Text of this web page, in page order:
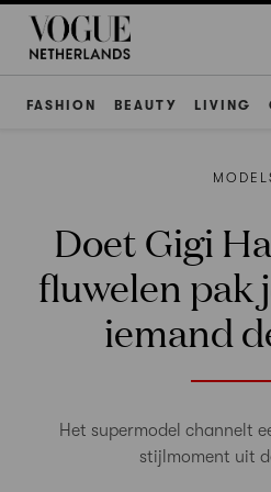
FASHION BEAUTY LIVING
Doet Gigi
fluwelen pak
iemand
Het supermodel channelt
stijlmoment uit